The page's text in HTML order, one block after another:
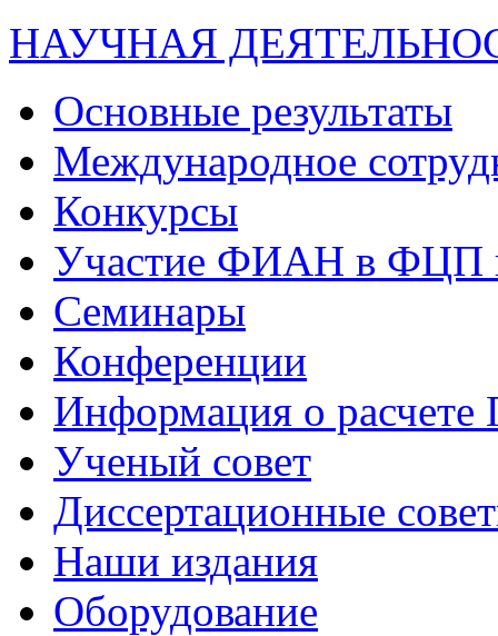
НАУЧНАЯ
Основные результаты
Международное
Конкурсы
Участие ФИАН в ФЦП
Семинары
Конференции
Информация о
Ученый совет
Диссертационные
Наши издания
Оборудование